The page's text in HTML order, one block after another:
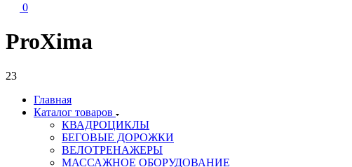
0
ProXima
23
Главная
Каталог товаров
КВАДРОЦИКЛЫ
БЕГОВЫЕ ДОРОЖКИ
ВЕЛОТРЕНАЖЕРЫ
МАССАЖНОЕ ОБОРУДОВАНИЕ